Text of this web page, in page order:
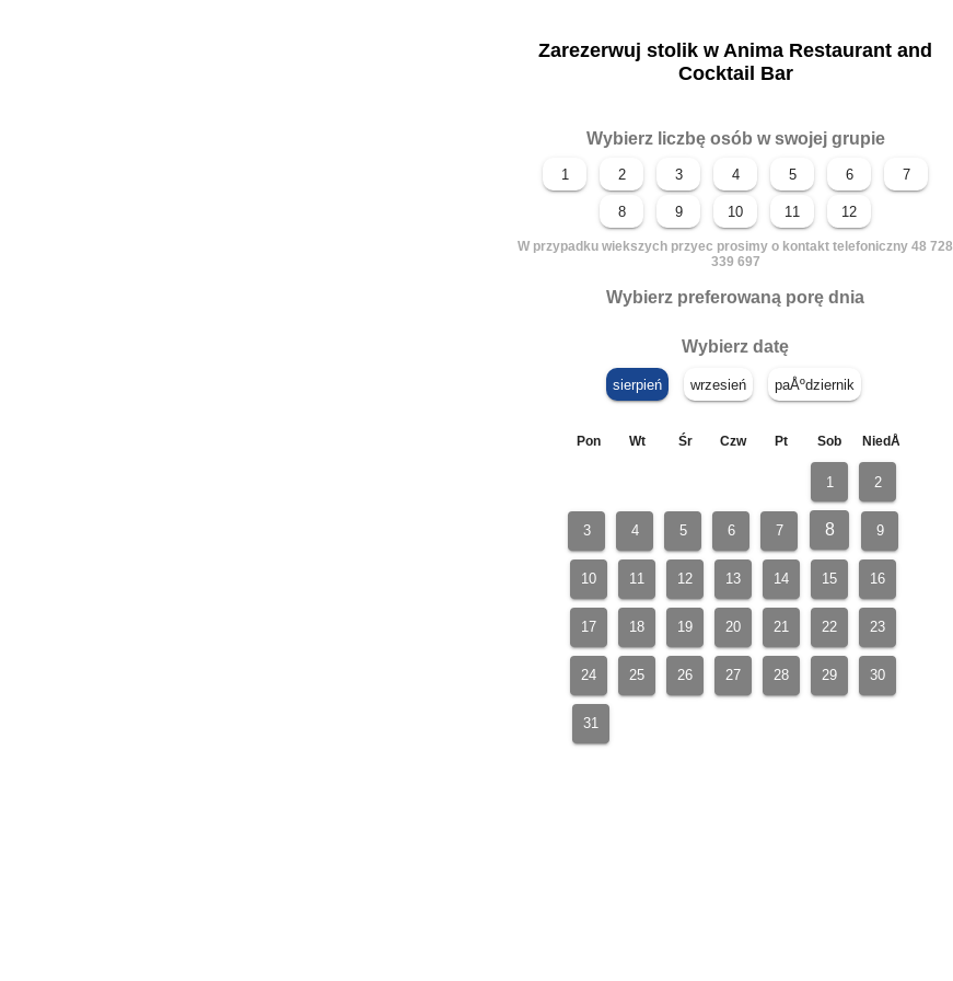
Zarezerwuj stolik w Anima Restaurant and
Cocktail Bar
Wybierz liczbę osób w swojej grupie
W przypadku wiekszych przyec prosimy o kontakt telefoniczny 48 728
339 697
Wybierz preferowaną porę dnia
Wybierz datę